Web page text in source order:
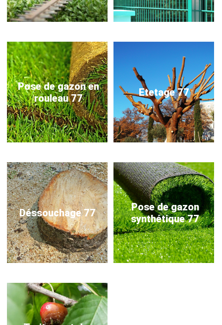
Pose de gazon en
rouleau 77
Etetage 77
Déssouchage 77
Pose de gazon
synthétique 77